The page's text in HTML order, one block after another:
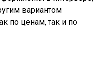
вариантом
по ценам, так и по